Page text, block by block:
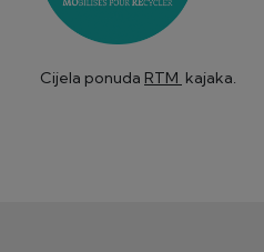
Cijela ponuda RTM kajaka.